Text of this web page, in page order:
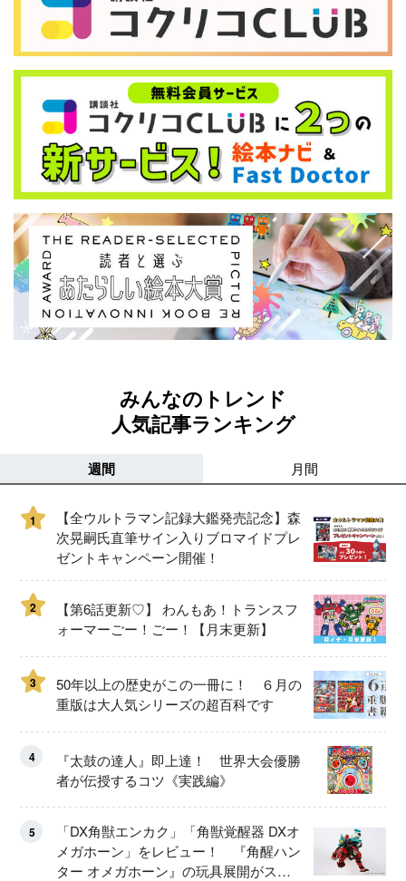
みんなのトレンド
人気記事ランキング
週間 月間
1
【全ウルトラマン記録大鑑発売記念】森
次晃嗣氏直筆サイン入りブロマイドプレ
ゼントキャンペーン開催！
2
【第6話更新♡】 わんもあ！トランスフ
ォーマーごー！ごー！【月末更新】
3
50年以上の歴史がこの一冊に！ ６月の
重版は大人気シリーズの超百科です
4
『太鼓の達人』即上達！ 世界大会優勝
者が伝授するコツ《実践編》
5
「DX角獣エンカク」「角獣覚醒器 DXオ
メガホーン」をレビュー！ 『角醒ハン
ター オメガホーン』の玩具展開がスタ